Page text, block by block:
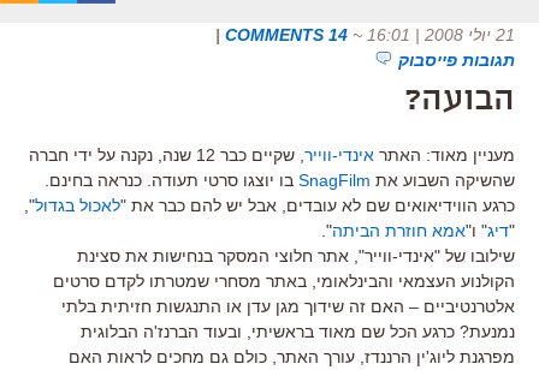
21 יולי 2008 | 16:01 ~
14 COMMENTS
|
תגובות פייסבוק
הבועה?
מעניין מאוד: האתר אינדי-ווייר
, שקיים כבר 12 שנה, נקנה על ידי חברה
שהשיקה השבוע את SnagFilm בו יוצגו סרטי תעודה. כנראה בחינם.
כרגע הווידיאואים שם לא עובדים, אבל יש להם כבר את "לאכול בגדול",
"דיג" ו"אמא חוזרת הביתה".
שילובו של "אינדי-ווייר", אתר חלוצי המסקר בנחישות את סצינת
הקולנוע העצמאי והבינלאומי, באתר מסחרי שמטרתו לקדם סרטים
אלטרנטיביים – האם זה שידוך מגן עדן או התנגשות חזיתית בלתי
נמנעת? כרגע הכל שם מאוד בראשיתי, ובעוד הברנז'ה הבלוגית
מפרגנת ליוג'ין הרננדז, עורך האתר, כולם גם מחכים לראות האם